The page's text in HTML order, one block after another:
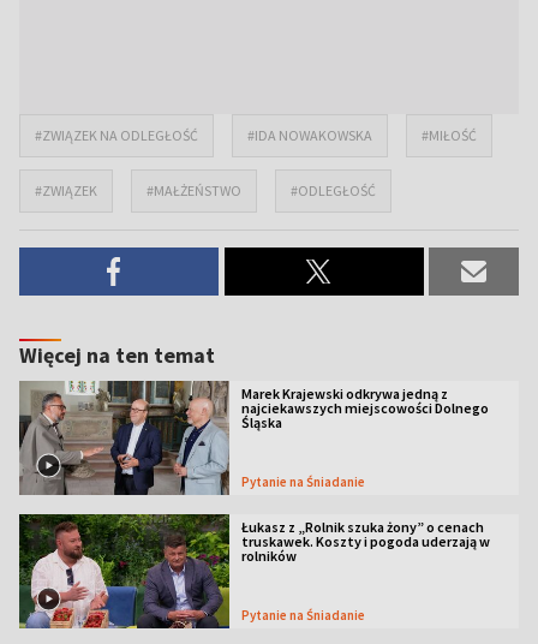
#ZWIĄZEK NA ODLEGŁOŚĆ #IDA NOWAKOWSKA #MIŁOŚĆ
#ZWIĄZEK #MAŁŻEŃSTWO #ODLEGŁOŚĆ
Więcej na ten temat
Marek Krajewski odkrywa jedną z
najciekawszych miejscowości Dolnego
Śląska
Pytanie na Śniadanie
Łukasz z „Rolnik szuka żony” o cenach
truskawek. Koszty i pogoda uderzają w
rolników
Pytanie na Śniadanie